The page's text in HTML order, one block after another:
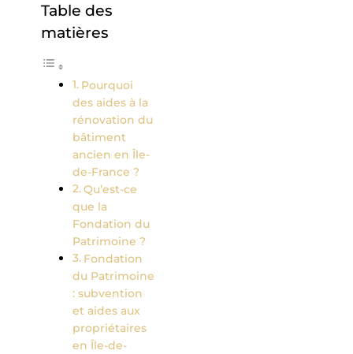
Table des
matières
Pourquoi
des aides à la
rénovation du
bâtiment
ancien en Île-
de-France ?
Qu’est-ce
que la
Fondation du
Patrimoine ?
Fondation
du Patrimoine
: subvention
et aides aux
propriétaires
en Île-de-